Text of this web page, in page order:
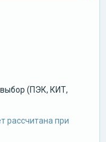
(ПЭК, КИТ,
рассчитана при